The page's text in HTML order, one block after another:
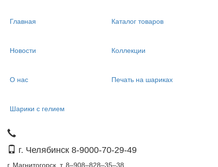
Главная Каталог товаров
Новости Коллекции
О нас Печать на шариках
Шарики с гелием
г. Челябинск 8-9000-70-29-49
г. Магнитогорск, т. 8–908–828–35–38